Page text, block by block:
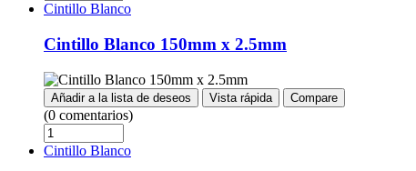
Cintillo Blanco
Cintillo Blanco 150mm x 2.5mm
Añadir a la lista de deseos Vista rápida Compare
(0 comentarios)
Cintillo Blanco